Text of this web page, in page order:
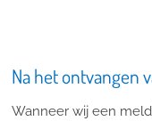
Na het ontvangen
Wanneer wij een